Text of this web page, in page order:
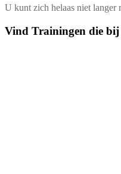
U kunt zich helaas niet langer
Vind Trainingen die bij